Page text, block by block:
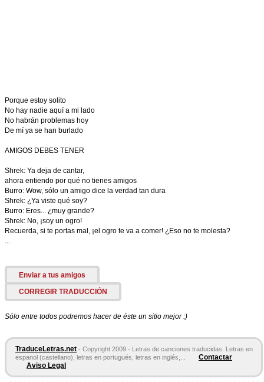
Porque estoy solito
No hay nadie aquí a mi lado
No habrán problemas hoy
De mí ya se han burlado
AMIGOS DEBES TENER
Shrek: Ya deja de cantar,
ahora entiendo por qué no tienes amigos
Burro: Wow, sólo un amigo dice la verdad tan dura
Shrek: ¿Ya viste qué soy?
Burro: Eres... ¿muy grande?
Shrek: No, ¡soy un ogro!
Recuerda, si te portas mal, ¡el ogro te va a comer! ¿Eso no te molesta?
...
Enviar a tus amigos
CORREGIR TRADUCCIÓN
Sólo entre todos podremos hacer de éste un sitio mejor :)
TraduceLetras.net - Copyright 2009 - Letras de canciones traducidas. Letras en
espanol (castellano), letras en portugués, letras en inglés,...
Contactar
Aviso Legal